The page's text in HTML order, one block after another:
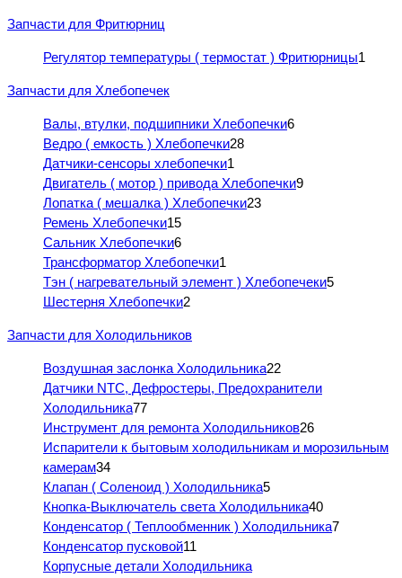
Запчасти для Фритюрниц
Регулятор температуры ( термостат ) Фритюрницы1
Запчасти для Хлебопечек
Валы, втулки, подшипники Хлебопечки6
Ведро ( емкость ) Хлебопечки28
Датчики-сенсоры хлебопечки1
Двигатель ( мотор ) привода Хлебопечки9
Лопатка ( мешалка ) Хлебопечки23
Ремень Хлебопечки15
Сальник Хлебопечки6
Трансформатор Хлебопечки1
Тэн ( нагревательный элемент ) Хлебопечеки5
Шестерня Хлебопечки2
Запчасти для Холодильников
Воздушная заслонка Холодильника22
Датчики NTC, Дефростеры, Предохранители
Холодильника77
Инструмент для ремонта Холодильников26
Испарители к бытовым холодильникам и морозильным
камерам34
Клапан ( Соленоид ) Холодильника5
Кнопка-Выключатель света Холодильника40
Конденсатор ( Теплообменник ) Холодильника7
Конденсатор пусковой11
Корпусные детали Холодильника